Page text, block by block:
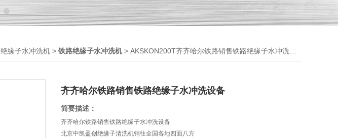
绝缘子水冲洗机 > 铁路绝缘子水冲洗机> AKSKON200T齐齐哈尔铁路销售铁路绝缘子水冲洗设备
齐齐哈尔铁路销售铁路绝缘子水冲洗设备
简要描述：
齐齐哈尔铁路销售铁路绝缘子水冲洗设备
北京中凯盈创绝缘子清洗机销往全国各地四面八方